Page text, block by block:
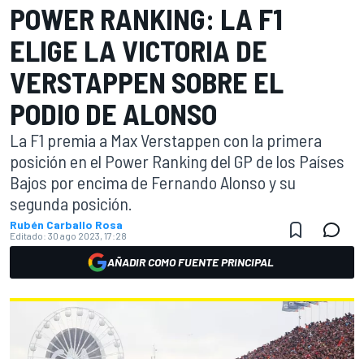
POWER RANKING: LA F1
ELIGE LA VICTORIA DE
VERSTAPPEN SOBRE EL
PODIO DE ALONSO
La F1 premia a Max Verstappen con la primera
posición en el Power Ranking del GP de los Países
Bajos por encima de Fernando Alonso y su
segunda posición.
Rubén Carballo Rosa
Editado: 30 ago 2023, 17:28
AÑADIR COMO FUENTE PRINCIPAL